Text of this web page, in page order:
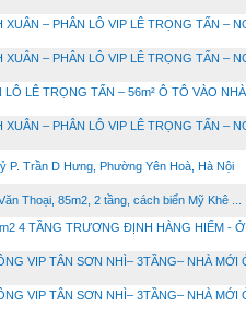
XUÂN – PHÂN LÔ VIP LÊ TRỌNG TẤN –
XUÂN – PHÂN LÔ VIP LÊ TRỌNG TẤN –
LÔ LÊ TRỌNG TẤN – 56m² Ô TÔ VÀO
XUÂN – PHÂN LÔ VIP LÊ TRỌNG TẤN –
P. Trần D Hưng, Phường Yên Hoà, Hà Nội
Thoại, 85m2, 2 tầng, cách biển Mỹ Khê ...
4 TẦNG TRƯƠNG ĐỊNH HÀNG HIẾM - Ở
VIP TÂN SƠN NHÌ– 3TẦNG– NHÀ MỚI
VIP TÂN SƠN NHÌ– 3TẦNG– NHÀ MỚI